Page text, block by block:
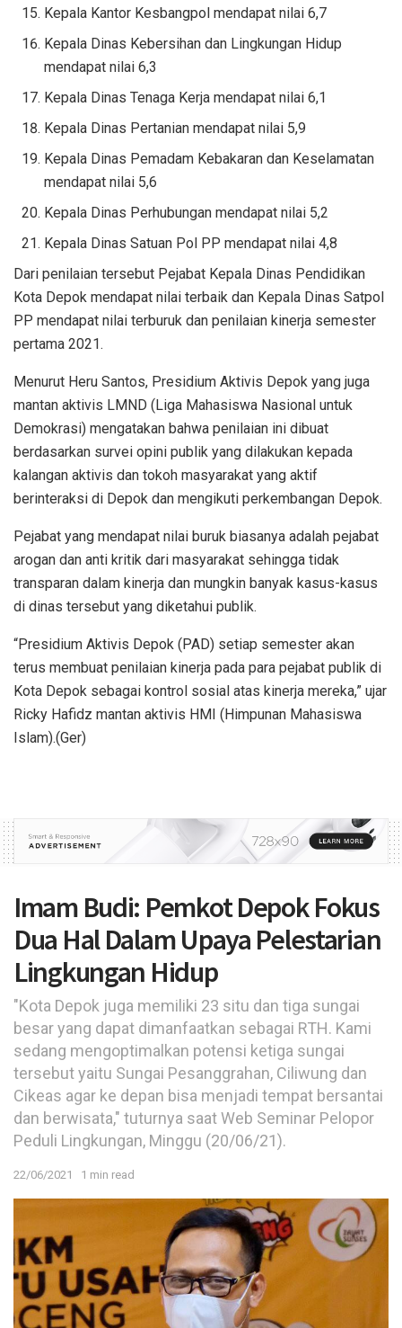
Kepala Kantor Kesbangpol mendapat nilai 6,7
Kepala Dinas Kebersihan dan Lingkungan Hidup
mendapat nilai 6,3
Kepala Dinas Tenaga Kerja mendapat nilai 6,1
Kepala Dinas Pertanian mendapat nilai 5,9
Kepala Dinas Pemadam Kebakaran dan Keselamatan
mendapat nilai 5,6
Kepala Dinas Perhubungan mendapat nilai 5,2
Kepala Dinas Satuan Pol PP mendapat nilai 4,8
Dari penilaian tersebut Pejabat Kepala Dinas Pendidikan
Kota Depok mendapat nilai terbaik dan Kepala Dinas Satpol
PP mendapat nilai terburuk dan penilaian kinerja semester
pertama 2021.
Menurut Heru Santos, Presidium Aktivis Depok yang juga
mantan aktivis LMND (Liga Mahasiswa Nasional untuk
Demokrasi) mengatakan bahwa penilaian ini dibuat
berdasarkan survei opini publik yang dilakukan kepada
kalangan aktivis dan tokoh masyarakat yang aktif
berinteraksi di Depok dan mengikuti perkembangan Depok.
Pejabat yang mendapat nilai buruk biasanya adalah pejabat
arogan dan anti kritik dari masyarakat sehingga tidak
transparan dalam kinerja dan mungkin banyak kasus-kasus
di dinas tersebut yang diketahui publik.
“Presidium Aktivis Depok (PAD) setiap semester akan
terus membuat penilaian kinerja pada para pejabat publik di
Kota Depok sebagai kontrol sosial atas kinerja mereka,” ujar
Ricky Hafidz mantan aktivis HMI (Himpunan Mahasiswa
Islam).(Ger)
Imam Budi: Pemkot Depok Fokus
Dua Hal Dalam Upaya Pelestarian
Lingkungan Hidup
"Kota Depok juga memiliki 23 situ dan tiga sungai
besar yang dapat dimanfaatkan sebagai RTH. Kami
sedang mengoptimalkan potensi ketiga sungai
tersebut yaitu Sungai Pesanggrahan, Ciliwung dan
Cikeas agar ke depan bisa menjadi tempat bersantai
dan berwisata," tuturnya saat Web Seminar Pelopor
Peduli Lingkungan, Minggu (20/06/21).
22/06/2021 1 min read